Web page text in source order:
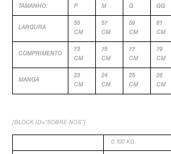
TAMANHO: P M G GG
LARGURA
55
CM
57
CM
59
CM
61
CM
COMPRIMENTO
73
CM
75
CM
77
CM
79
CM
MANGA
23
CM
24
CM
25
CM
26
CM
[BLOCK ID=”SOBRE-NOS”]
0,100 KG